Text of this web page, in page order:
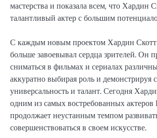
мастерства и показала всем, что Хардин
талантливый актер с большим
С каждым новым проектом Хардин Скотт
больше завоевывал сердца зрителей. Он
сниматься в фильмах и сериалах
аккуратно выбирая роль и демонстрируя
универсальность и талант. Сегодня
одним из самых востребованных актеров
продолжает неустанным темпом
совершенствоваться в своем искусстве.